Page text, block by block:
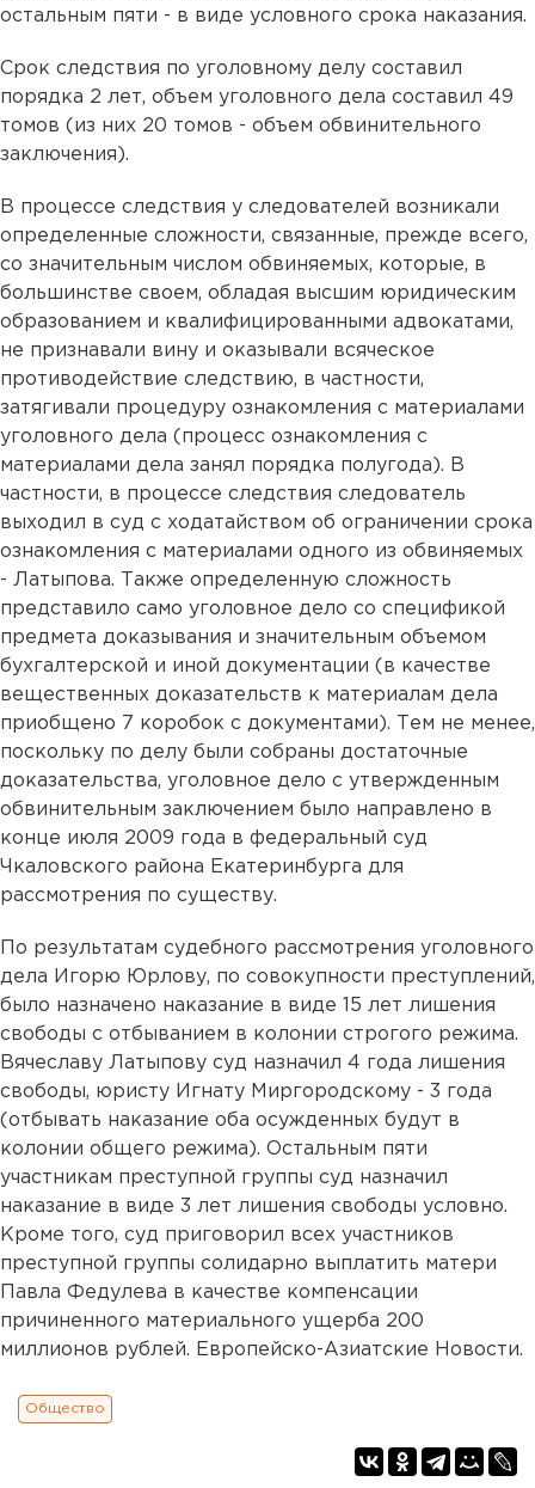
остальным пяти - в виде условного срока наказания.
Срок следствия по уголовному делу составил
порядка 2 лет, объем уголовного дела составил 49
томов (из них 20 томов - объем обвинительного
заключения).
В процессе следствия у следователей возникали
определенные сложности, связанные, прежде всего,
со значительным числом обвиняемых, которые, в
большинстве своем, обладая высшим юридическим
образованием и квалифицированными адвокатами,
не признавали вину и оказывали всяческое
противодействие следствию, в частности,
затягивали процедуру ознакомления с материалами
уголовного дела (процесс ознакомления с
материалами дела занял порядка полугода). В
частности, в процессе следствия следователь
выходил в суд с ходатайством об ограничении срока
ознакомления с материалами одного из обвиняемых
- Латыпова. Также определенную сложность
представило само уголовное дело со спецификой
предмета доказывания и значительным объемом
бухгалтерской и иной документации (в качестве
вещественных доказательств к материалам дела
приобщено 7 коробок с документами). Тем не менее,
поскольку по делу были собраны достаточные
доказательства, уголовное дело с утвержденным
обвинительным заключением было направлено в
конце июля 2009 года в федеральный суд
Чкаловского района Екатеринбурга для
рассмотрения по существу.
По результатам судебного рассмотрения уголовного
дела Игорю Юрлову, по совокупности преступлений,
было назначено наказание в виде 15 лет лишения
свободы с отбыванием в колонии строгого режима.
Вячеславу Латыпову суд назначил 4 года лишения
свободы, юристу Игнату Миргородскому - 3 года
(отбывать наказание оба осужденных будут в
колонии общего режима). Остальным пяти
участникам преступной группы суд назначил
наказание в виде 3 лет лишения свободы условно.
Кроме того, суд приговорил всех участников
преступной группы солидарно выплатить матери
Павла Федулева в качестве компенсации
причиненного материального ущерба 200
миллионов рублей. Европейско-Азиатские Новости.
Общество